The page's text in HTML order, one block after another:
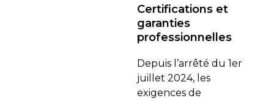
Certifications et
garanties
professionnelles
Depuis l’arrêté du 1er
juillet 2024, les
exigences de